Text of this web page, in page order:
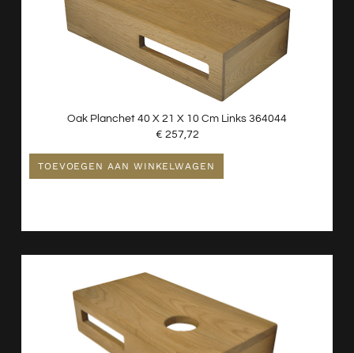
Oak Planchet 40 X 21 X 10 Cm Links 364044
€ 257,72
TOEVOEGEN AAN WINKELWAGEN